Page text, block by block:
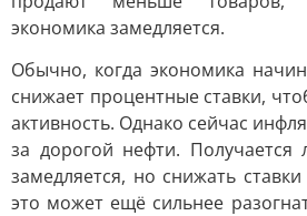
экономика замедляется.
Обычно, когда экономика
снижает процентные ставки,
активность. Однако сейчас
за дорогой нефти. Получается
замедляется, но снижать
это может ещё сильнее